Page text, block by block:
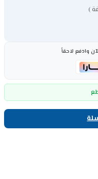
)
وادفع لاحقاً